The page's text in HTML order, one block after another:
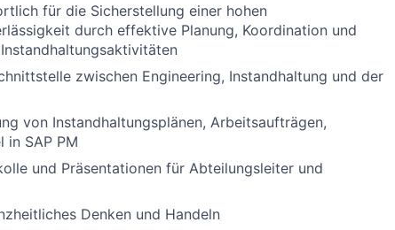
für die Sicherstellung einer hohen
durch effektive Planung, Koordination und
zwischen Engineering, Instandhaltung und der
von Instandhaltungsplänen, Arbeitsaufträgen,
in SAP PM
und Präsentationen für Abteilungsleiter und
Denken und Handeln